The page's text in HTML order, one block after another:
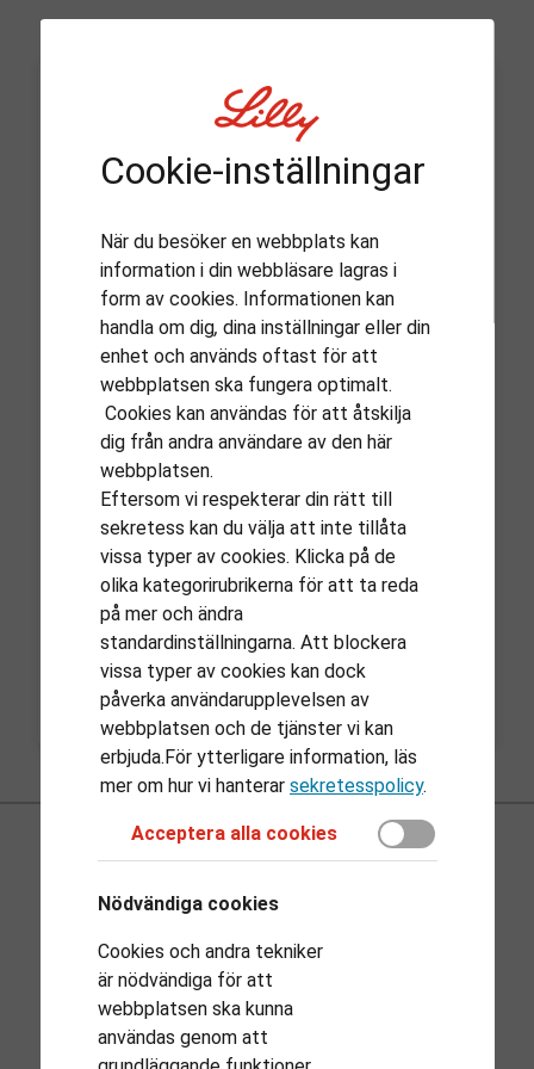
Cookie-inställningar
När du besöker en webbplats kan
information i din webbläsare lagras i
form av cookies. Informationen kan
handla om dig, dina inställningar eller din
enhet och används oftast för att
webbplatsen ska fungera optimalt.
Cookies kan användas för att åtskilja
dig från andra användare av den här
webbplatsen.
Eftersom vi respekterar din rätt till
sekretess kan du välja att inte tillåta
vissa typer av cookies. Klicka på de
olika kategorirubrikerna för att ta reda
på mer och ändra
standardinställningarna. Att blockera
vissa typer av cookies kan dock
påverka användarupplevelsen av
webbplatsen och de tjänster vi kan
erbjuda.För ytterligare information, läs
mer om hur vi hanterar sekretesspolicy.
Acceptera alla cookies
Nödvändiga cookies
Cookies och andra tekniker
är nödvändiga för att
webbplatsen ska kunna
användas genom att
Inloggning
Använd ditt Lilly Passport-konto
E-postadress
Ange en e- postadress
Skapa konto
Logga in med Google
Sign in with LinkedIn
Privacy Policy
Användarvillkor